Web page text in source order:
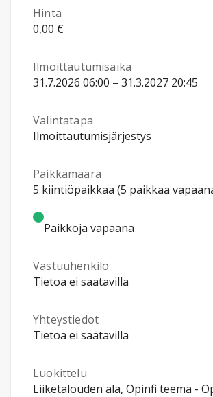
Hinta
0,00 €
Ilmoittautumisaika
31.7.2026 06:00 – 31.3.2027 20:45
Valintatapa
Ilmoittautumisjärjestys
Paikkamäärä
5 kiintiöpaikkaa (5 paikkaa
Paikkoja vapaana
Vastuuhenkilö
Tietoa ei saatavilla
Yhteystiedot
Tietoa ei saatavilla
Luokittelu
Liiketalouden ala, Opinfi teema -